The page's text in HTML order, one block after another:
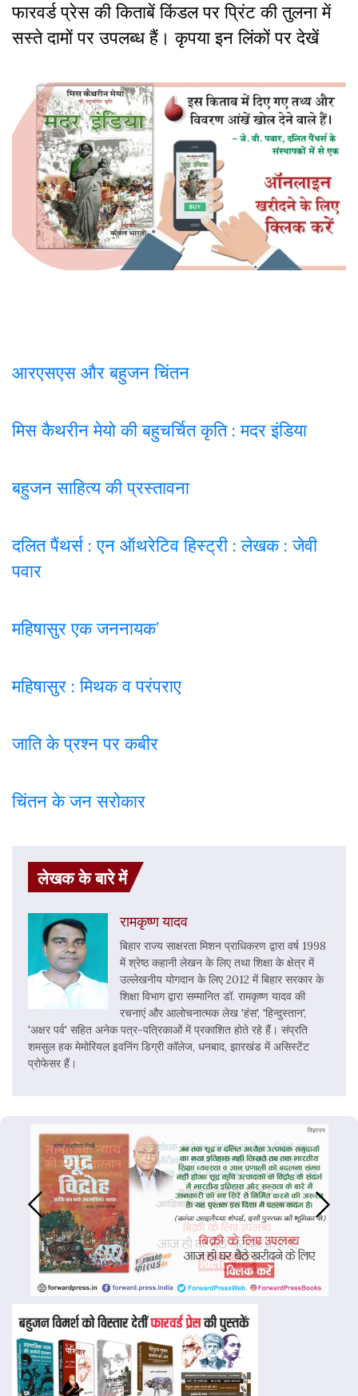
फारवर्ड प्रेस की किताबें किंडल पर प्रिंट की तुलना में
सस्ते दामों पर उपलब्ध हैं। कृपया इन लिंकों पर देखें
आरएसएस और बहुजन चिंतन
मिस कैथरीन मेयो की बहुचर्चित कृति : मदर इंडिया
बहुजन साहित्य की प्रस्तावना
दलित पैंथर्स : एन ऑथरेटिव हिस्ट्री : लेखक : जेवी
पवार
महिषासुर एक जननायक’
महिषासुर : मिथक व परंपराए
जाति के प्रश्न पर कबीर
चिंतन के जन सरोकार
लेखक के बारे में
रामकृष्ण यादव
बिहार राज्य साक्षरता मिशन प्राधिकरण द्वारा वर्ष 1998
में श्रेष्ठ कहानी लेखन के लिए तथा शिक्षा के क्षेत्र में
उल्लेखनीय योगदान के लिए 2012 में बिहार सरकार के
शिक्षा विभाग द्वारा सम्मानित डॉ. रामकृष्ण यादव की
रचनाएं और आलोचनात्मक लेख 'हंस', 'हिन्दुस्तान',
'अक्षर पर्व' सहित अनेक पत्र-पत्रिकाओं में प्रकाशित होते रहे हैं। संप्रति
शमसुल हक मेमोरियल इवनिंग डिग्री कॉलेज, धनबाद, झारखंड में असिस्टेंट
प्रोफेसर हैं।